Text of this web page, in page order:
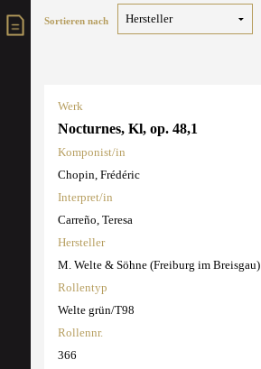
Sortieren nach
Werk
Nocturnes, Kl, op. 48,1
Komponist/in
Chopin, Frédéric
Interpret/in
Carreño, Teresa
Hersteller
M. Welte & Söhne (Freiburg im Breisgau)
Rollentyp
Welte grün/T98
Rollennr.
366